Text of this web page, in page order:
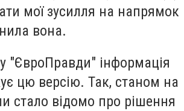
мої зусилля на напрямок
вона.
"ЄвроПравди" інформація
цю версію. Так, станом на
стало відомо про рішення